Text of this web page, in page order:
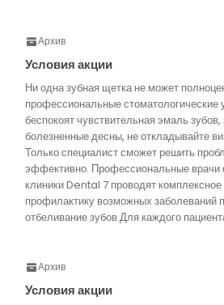
Архив
Условия акции
Ни одна зубная щетка не может
профессиональные стоматологические
беспокоят чувствительная эмаль
болезненные десны, не откладывайте
Только специалист сможет решить
эффективно. Профессиональные врачи
клиники Dental 7 проводят комплексное
профилактику возможных заболеваний
отбеливание зубов.Для каждого
Архив
Условия акции